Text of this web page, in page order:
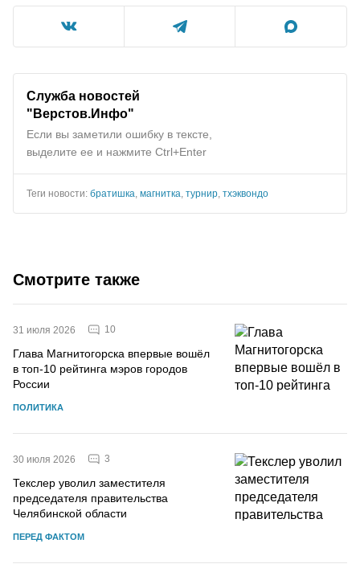
Служба новостей
"Верстов.Инфо"
Если вы заметили ошибку в тексте,
выделите ее и нажмите Ctrl+Enter
Теги новости: братишка магнитка турнир тхэквондо
Смотрите также
31 июля 2026 10
Глава Магнитогорска впервые вошёл
в топ-10 рейтинга мэров городов
России
ПОЛИТИКА
30 июля 2026 3
Текслер уволил заместителя
председателя правительства
Челябинской области
ПЕРЕД ФАКТОМ